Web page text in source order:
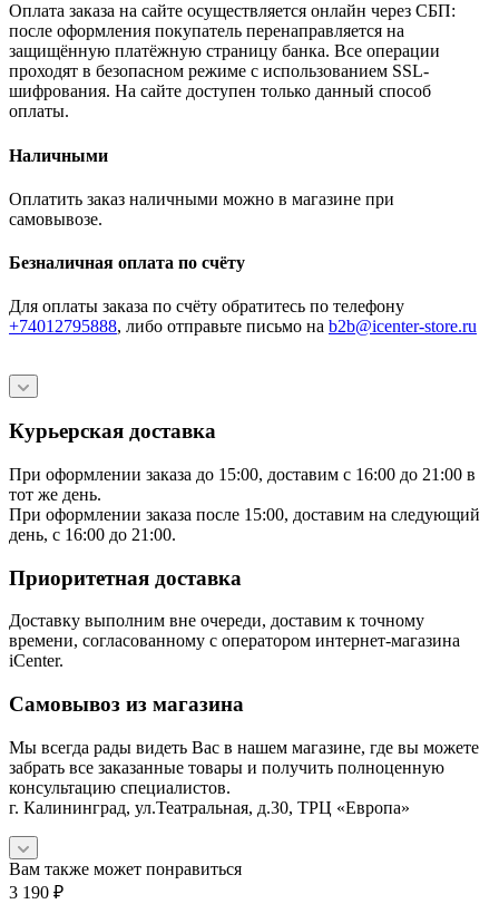
Оплата заказа на сайте осуществляется онлайн через СБП:
после оформления покупатель перенаправляется на
защищённую платёжную страницу банка. Все операции
проходят в безопасном режиме с использованием SSL-
шифрования. На сайте доступен только данный способ
оплаты.
Наличными
Оплатить заказ наличными можно в магазине при
самовывозе.
Безналичная оплата по счёту
Для оплаты заказа по счёту обратитесь по телефону
+74012795888, либо отправьте письмо на b2b@icenter-store.ru
Курьерская доставка
При оформлении заказа до 15:00, доставим с 16:00 до 21:00 в
тот же день.
При оформлении заказа после 15:00, доставим на следующий
день, с 16:00 до 21:00.
Приоритетная доставка
Доставку выполним вне очереди, доставим к точному
времени, согласованному с оператором интернет-магазина
iCenter.
Самовывоз из магазина
Мы всегда рады видеть Вас в нашем магазине, где вы можете
забрать все заказанные товары и получить полноценную
консультацию специалистов.
г. Калининград, ул.Театральная, д.30, ТРЦ «Европа»
Вам также может понравиться
3 190 ₽